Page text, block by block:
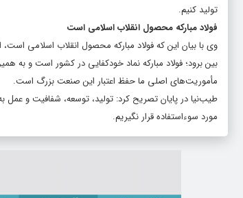
تولید کنیم.
فولاد مبارکه محصول انقلاب اسلامی است
وی با بیان این که فولاد مبارکه محصول انقلاب اسلامی
بین برود؛ فولاد مبارکه نماد خودکفایی در کشور است و به
مأموریت‌های اصلی ما حفظ اعتبار این صنعت بزرگ است.
طیب‌نیا در پایان تصریح کرد: تولید، توسعه، شفافیت و عمل
مورد سوءاستفاده قرار نگیریم.